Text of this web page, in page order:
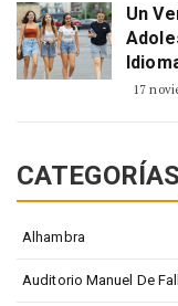
Un
17
CATEGORÍAS
Alhambra
Auditorio Manuel De